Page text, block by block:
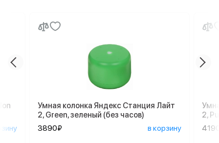
Умная колонка Яндекс Станция Лайт
2, Green, зеленый (без часов)
3890₽
в корзину
2,